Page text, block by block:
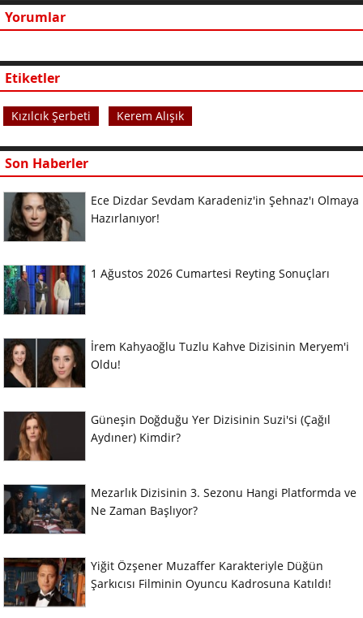
Yorumlar
Etiketler
Kızılcık Şerbeti Kerem Alışık
Son Haberler
Ece Dizdar Sevdam Karadeniz'in Şehnaz'ı Olmaya
Hazırlanıyor!
1 Ağustos 2026 Cumartesi Reyting Sonuçları
İrem Kahyaoğlu Tuzlu Kahve Dizisinin Meryem'i
Oldu!
Güneşin Doğduğu Yer Dizisinin Suzi'si (Çağıl
Aydıner) Kimdir?
Mezarlık Dizisinin 3. Sezonu Hangi Platformda ve
Ne Zaman Başlıyor?
Yiğit Özşener Muzaffer Karakteriyle Düğün
Şarkıcısı Filminin Oyuncu Kadrosuna Katıldı!